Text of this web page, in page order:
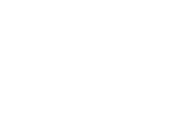
ideale
(u. a. aktuelle Hardware, elegantes